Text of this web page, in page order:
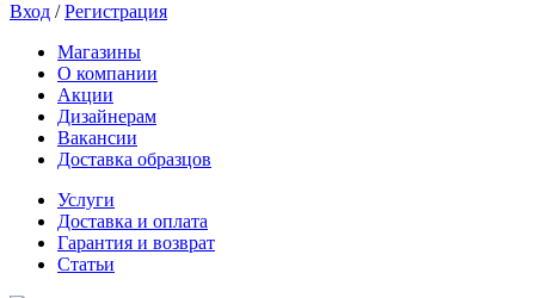
Вход /Регистрация
Магазины
О компании
Акции
Дизайнерам
Вакансии
Доставка образцов
Услуги
Доставка и оплата
Гарантия и возврат
Статьи